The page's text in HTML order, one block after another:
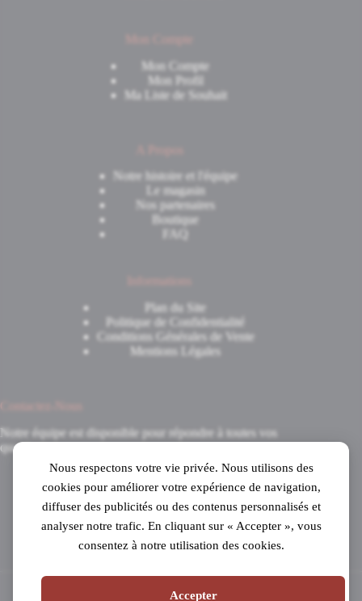
Nous respectons votre vie privée. Nous utilisons des
cookies pour améliorer votre expérience de navigation,
diffuser des publicités ou des contenus personnalisés et
analyser notre trafic. En cliquant sur « Accepter », vous
consentez à notre utilisation des cookies.
Accepter
Mon Compte
Mon Profil
Ma Liste de Souhait
Notre histoire et l'équipe
Le magasin
Nos partenaires
Boutique
FAQ
Plan du Site
Politique de Confidentialité
Conditions Générales de Vente
Mentions Légales
Contactez-Nous
Notre équipe est disponible pour répondre à toutes vos
questions.
8 Avenue du 8 Mai 1945
31520 Ramonville-Saint-Agne
Mardi au samedi
de 10h à 19h en continu